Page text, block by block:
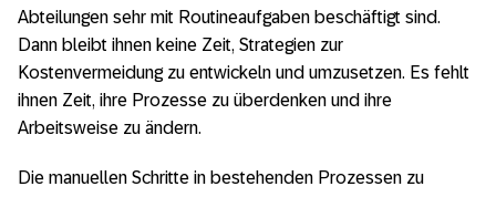
Abteilungen sehr mit Routineaufgaben beschäftigt sind.
Dann bleibt ihnen keine Zeit, Strategien zur
Kostenvermeidung zu entwickeln und umzusetzen. Es fehlt
ihnen Zeit, ihre Prozesse zu überdenken und ihre
Arbeitsweise zu ändern.
Die manuellen Schritte in bestehenden Prozessen zu